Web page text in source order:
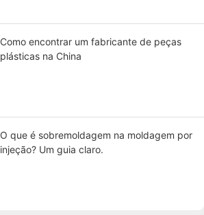
Como encontrar um fabricante de peças
plásticas na China
O que é sobremoldagem na moldagem por
injeção? Um guia claro.